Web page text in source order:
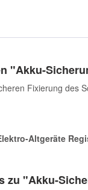
"Akku-
Fixierung des
Altgeräte
zu "Akku-